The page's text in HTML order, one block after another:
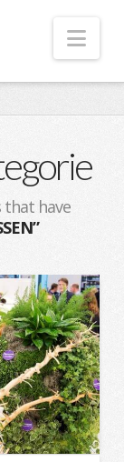
that have